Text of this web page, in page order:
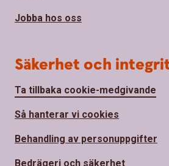
Jobba hos oss
Säkerhet och
Ta tillbaka cookie-medgivande
Så hanterar vi cookies
Behandling av personuppgifter
Bedrägeri och säkerhet